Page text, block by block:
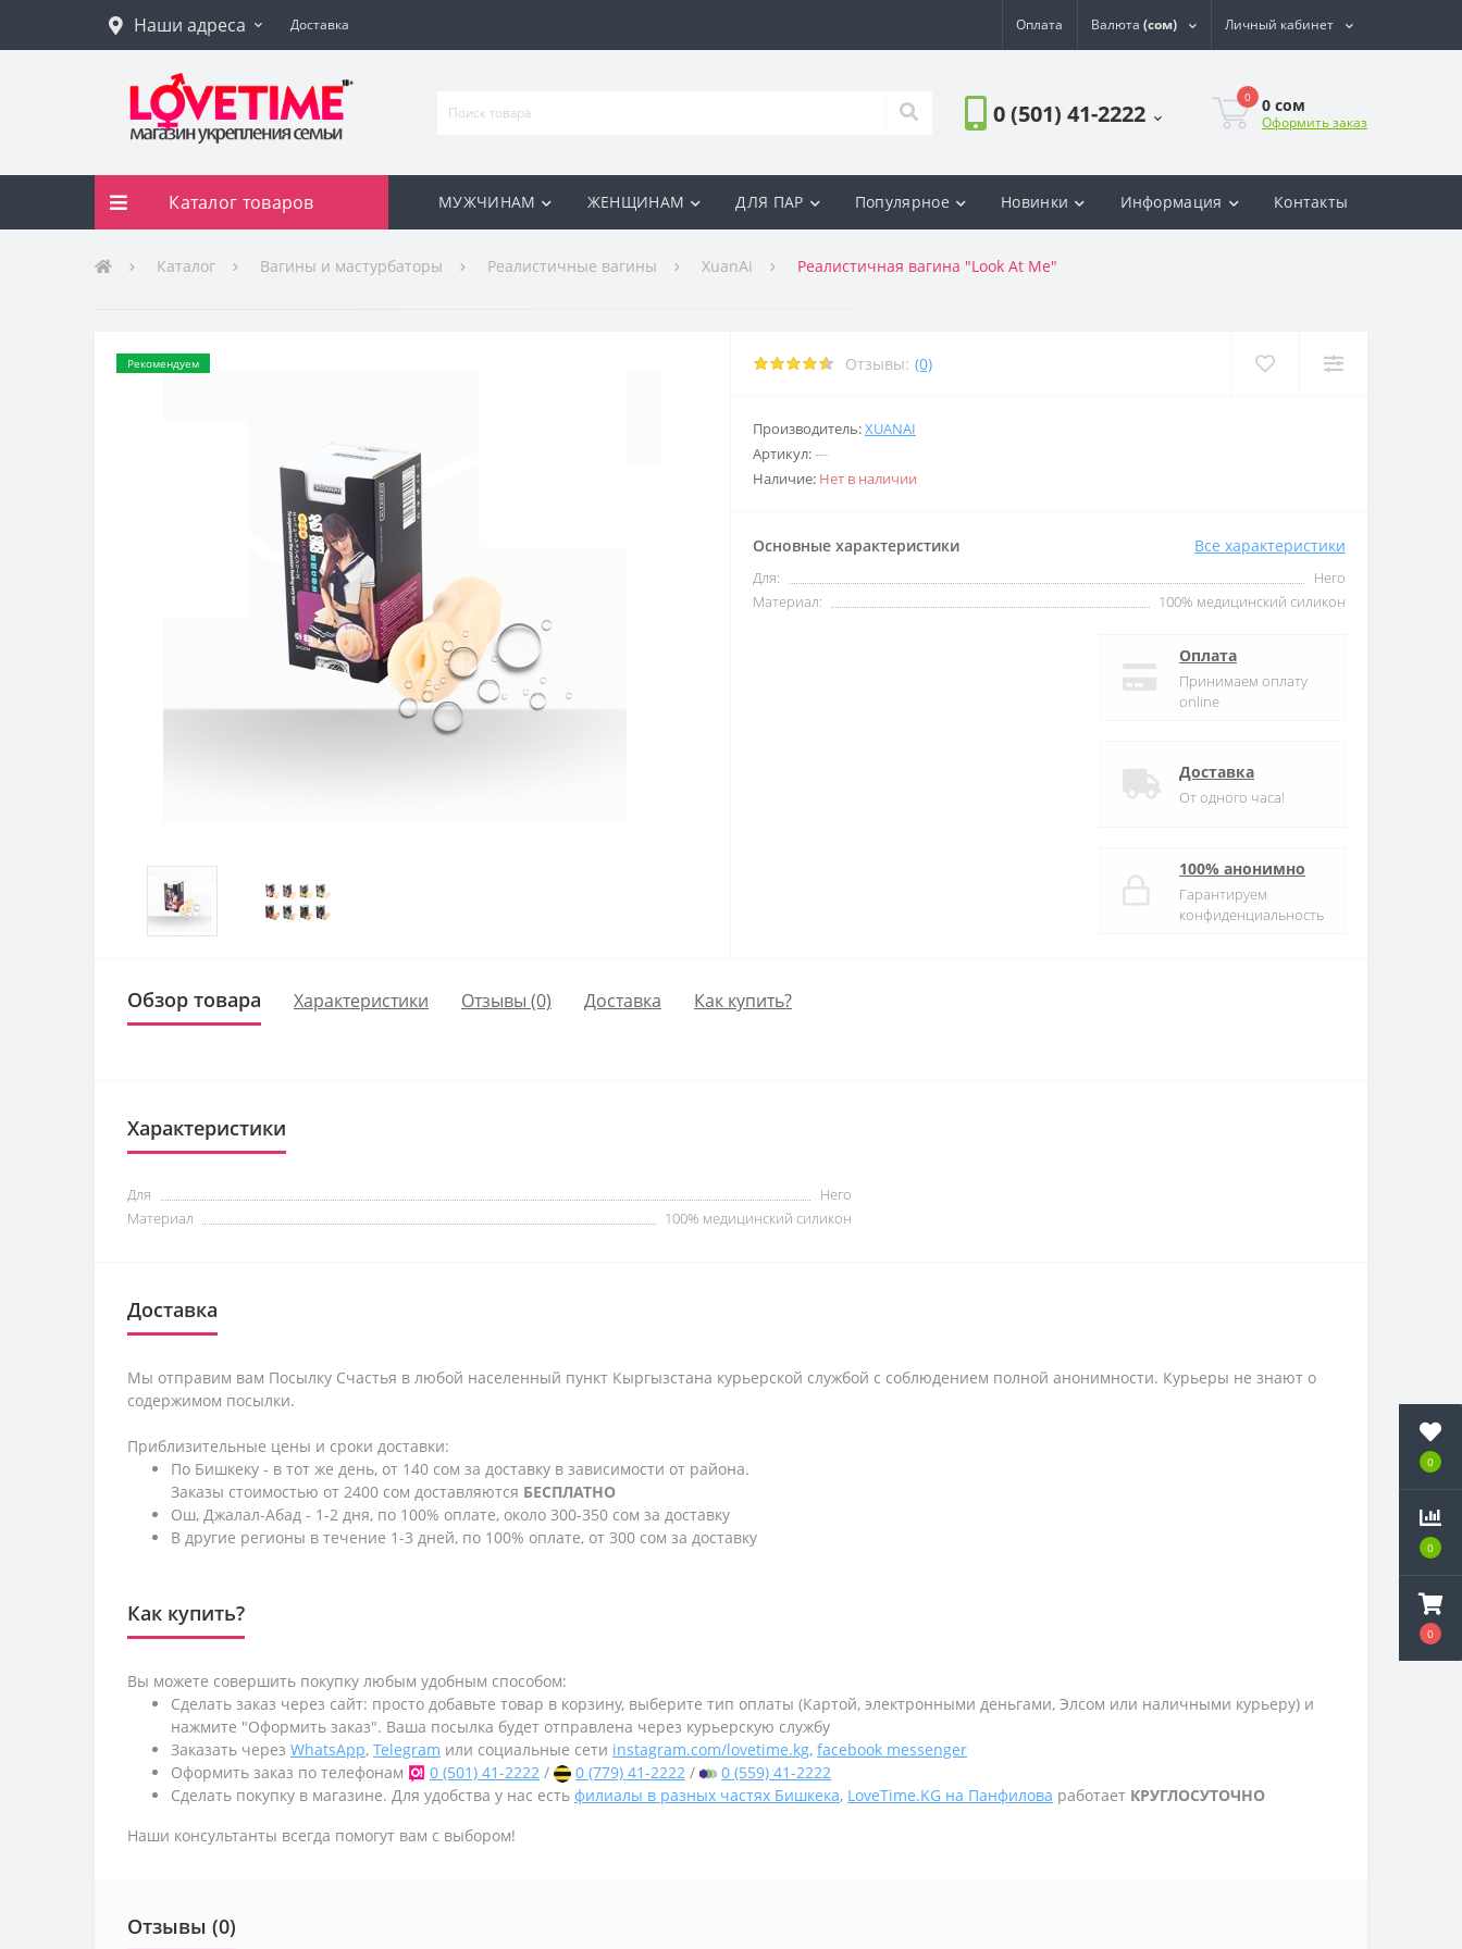
0
0
0
Наши адреса Доставка Оплата Валюта (сом) Личный кабинет
0 (501) 41-2222
0 0 сом
Оформить заказ
Каталог товаров МУЖЧИНАМ ЖЕНЩИНАМ ДЛЯ ПАР Популярное Новинки Информация Контакты
Каталог Вагины и мастурбаторы Реалистичные вагины XuanAi Реалистичная вагина "Look At Me"
Рекомендуем Отзывы: (0)
Производитель:XUANAI
Артикул:---
Наличие: Нет в наличии
Основные характеристики Все характеристики
Для:
Него
Материал:
100% медицинский силикон
Оплата
Принимаем оплату
online
Доставка
От одного часа!
100% анонимно
Гарантируем
конфиденциальность
Обзор товара Характеристики Отзывы (0) Доставка Как купить?
Характеристики
Для
Него
Материал
100% медицинский силикон
Доставка
Мы отправим вам Посылку Счастья в любой населенный пункт Кыргызстана курьерской службой с соблюдением полной анонимности. Курьеры не знают о
содержимом посылки.
Приблизительные цены и сроки доставки:
По Бишкеку - в тот же день, от 140 сом за доставку в зависимости от района.
Заказы стоимостью от 2400 сом доставляются БЕСПЛАТНО
Ош, Джалал-Абад - 1-2 дня, по 100% оплате, около 300-350 сом за доставку
В другие регионы в течение 1-3 дней, по 100% оплате, от 300 сом за доставку
Как купить?
Вы можете совершить покупку любым удобным способом:
Сделать заказ через сайт: просто добавьте товар в корзину, выберите тип оплаты (Картой, электронными деньгами, Элсом или наличными курьеру) и
нажмите "Оформить заказ". Ваша посылка будет отправлена через курьерскую службу
Заказать через WhatsApp, Telegram или социальные сети instagram.com/lovetime.kg, facebook messenger
Оформить заказ по телефонам
0 (501) 41-2222 / 0 (779) 41-2222 /
0 (559) 41-2222
Сделать покупку в магазине. Для удобства у нас есть филиалы в разных частях Бишкека, LoveTime.KG на Панфилова работает КРУГЛОСУТОЧНО
Наши консультанты всегда помогут вам с выбором!
Отзывы (0)